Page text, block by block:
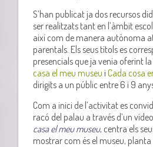
S’han publicat ja dos recursos
ser realitzats tant en l’àmbit
així com de manera autònoma
parentals. Els seus títols es
presencials que ja venia oferint
casa el meu museu iCada cosa
dirigits a un públic entre 6 i 9
Com a inici de l’activitat es
racó del palau a través d’un
casa el meu museu, centra els
mostrar com és el museu,